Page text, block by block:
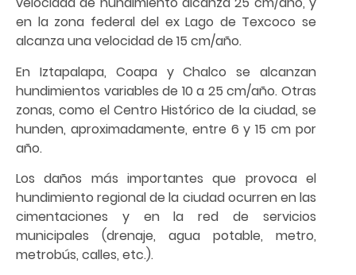
en la zona federal del ex Lago de Texcoco se
alcanza una velocidad de 15 cm/año.
En Iztapalapa, Coapa y Chalco se alcanzan
hundimientos variables de 10 a 25 cm/año. Otras
zonas, como el Centro Histórico de la ciudad, se
hunden, aproximadamente, entre 6 y 15 cm por
año.
Los daños más importantes que provoca el
hundimiento regional de la ciudad ocurren en las
cimentaciones y en la red de servicios
municipales (drenaje, agua potable, metro,
metrobús, calles, etc.).